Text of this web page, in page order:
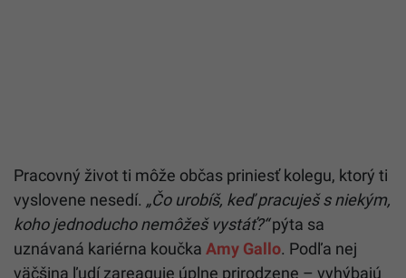
Pracovný život ti môže občas priniesť kolegu, ktorý ti
vyslovene nesedí. „Čo urobíš, keď pracuješ s niekým,
koho jednoducho nemôžeš vystáť?“pýta sa
uznávaná kariérna koučka Amy Gallo. Podľa nej
väčšina ľudí zareaguje úplne prirodzene – vyhýbajú